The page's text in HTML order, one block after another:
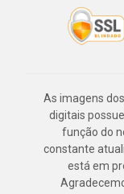
As imagens
digitais
função do
constante
está em